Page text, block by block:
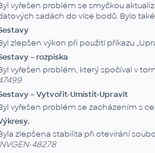
vyřešen problém se smyčkou
sadách do více bodů. Bylo
zlepšen výkon při použití příkazu
– rozpiska
vyřešen problém, který spočíval v
– Vytvořit-Umístit-Upravit
vyřešen problém se zacházením s
zlepšena stabilita při otevírání
48278